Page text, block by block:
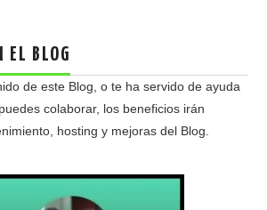
EL BLOG
de este Blog, o te ha servido de ayuda
colaborar, los beneficios irán
hosting y mejoras del Blog.